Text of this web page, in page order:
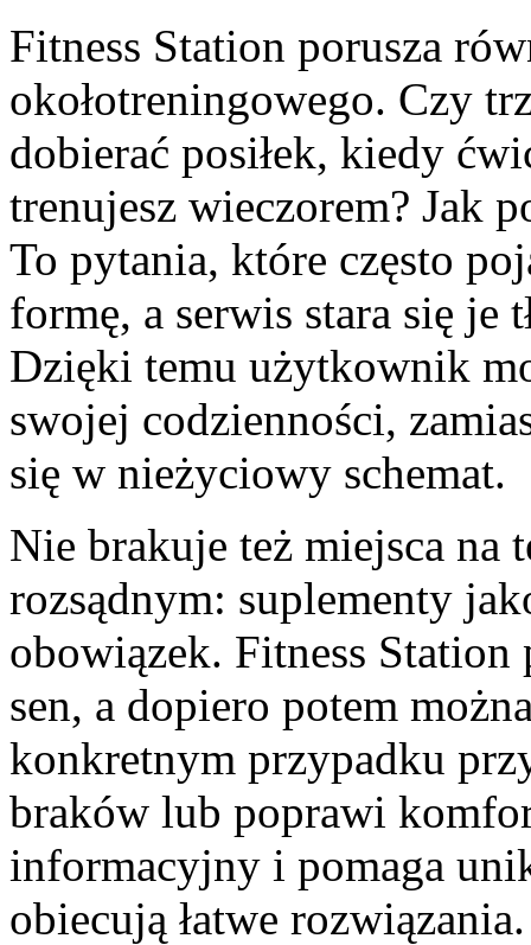
Fitness Station porusza
okołotreningowego. Czy
dobierać posiłek, kiedy
trenujesz wieczorem? Jak
To pytania, które często
formę, a serwis stara się je
Dzięki temu użytkownik
swojej codzienności,
się w nieżyciowy schemat.
Nie brakuje też miejsca na
rozsądnym: suplementy
obowiązek. Fitness
sen, a dopiero potem
konkretnym przypadku
braków lub poprawi
informacyjny i pomaga
obiecują łatwe rozwiązania.